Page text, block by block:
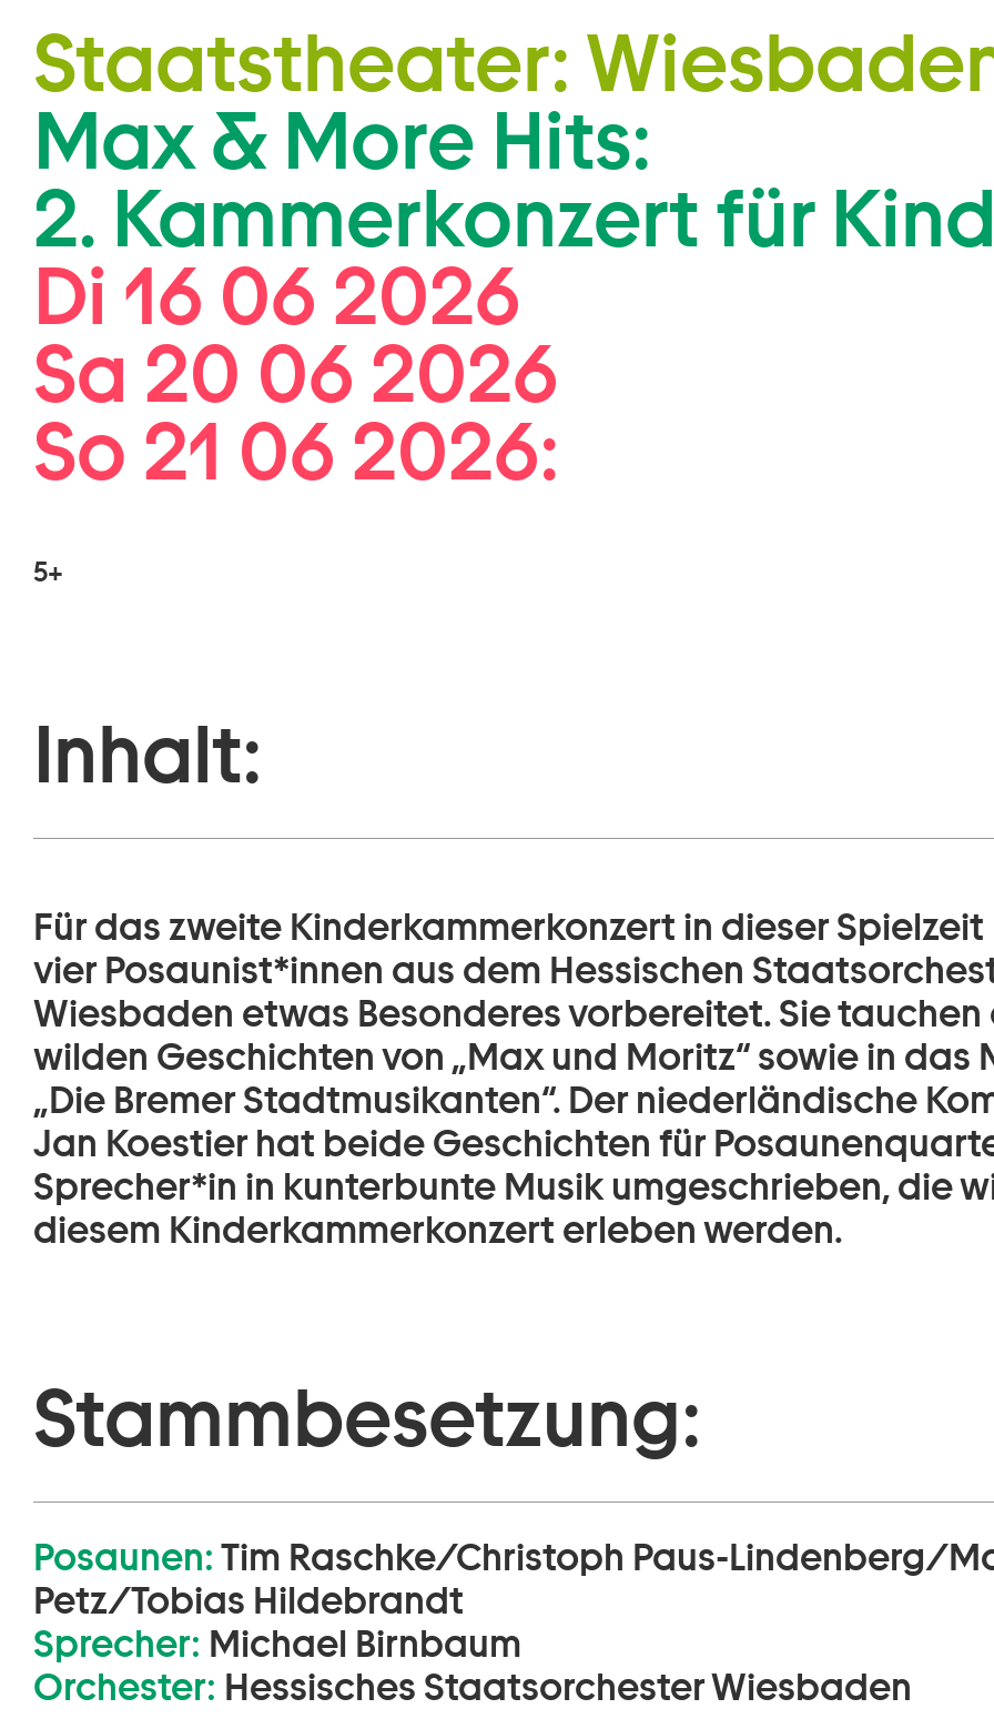
Zum Hauptinhalt springen Zum Footer springen
Staatstheater:
Max & More Hits:
2. Kammerkonzert für
Di 16 06 2026
Sa 20 06 2026
So 21 06 2026:
5+
Inhalt:
Für das zweite Kinderkammerkonzert in dieser
vier Posaunist*innen aus dem Hessischen
Wiesbaden etwas Besonderes vorbereitet. Sie tauchen
wilden Geschichten von „Max und Moritz“ sowie in das
„Die Bremer Stadtmusikanten“. Der niederländische
Jan Koestier hat beide Geschichten für
Sprecher*in in kunterbunte Musik umgeschrieben, die
diesem Kinderkammerkonzert erleben werden.
Stammbesetzung:
Posaunen: Tim Raschke/Christoph Paus-Lindenberg/
Petz/Tobias Hildebrandt
Sprecher: Michael Birnbaum
Orchester: Hessisches Staatsorchester Wiesbaden